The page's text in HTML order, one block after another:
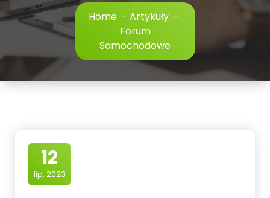
Home - Artykuły -
Forum
Samochodowe
12
lip, 2023